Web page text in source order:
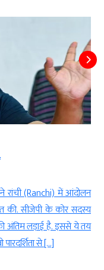
रांची (Ranchi) में आंदोलन
की. सीजेपी के कोर सदस्य
अंतिम लड़ाई है. इससे ये तय
से […]